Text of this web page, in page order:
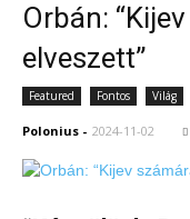
Orbán:
elveszett”
Featured Fontos Világ
Polonius - 2024-11-02